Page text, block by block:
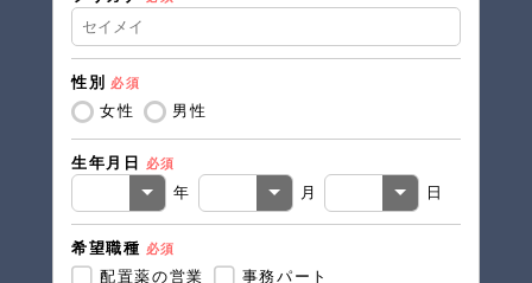
性別 必須
女性 男性
生年月日 必須
年 月 日
希望職種 必須
配置薬の営業
事務パート